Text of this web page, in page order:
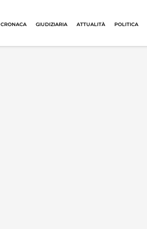
CRONACA GIUDIZIARIA ATTUALITÀ POLITICA